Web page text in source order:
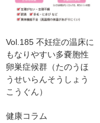
Vol.185 不妊症の温床に
もなりやすい多嚢胞性
卵巣症候群（たのうほ
うせいらんそうしょう
こうぐん）
健康コラム